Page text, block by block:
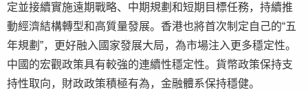
定並接續實施遠期戰略、中期規劃和短期目標任務，持續推
動經濟結構轉型和高質量發展。香港也將首次制定自己的“五
年規劃”，更好融入國家發展大局，為市場注入更多穩定性。
中國的宏觀政策具有較強的連續性穩定性。貨幣政策保持支
持性取向，財政政策積極有為，金融體系保持穩健。